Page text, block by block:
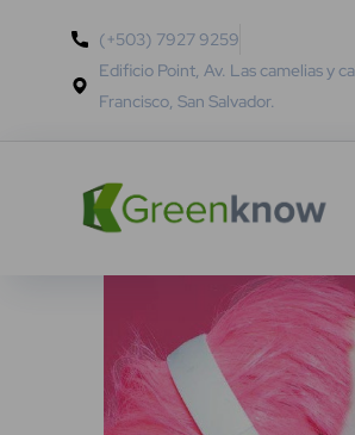
(+503) 7927 9259
Edificio Point, Av. Las camelias y
Francisco, San Salvador.